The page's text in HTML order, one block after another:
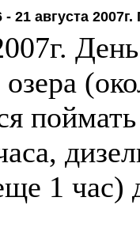
- 21 августа
озера
1